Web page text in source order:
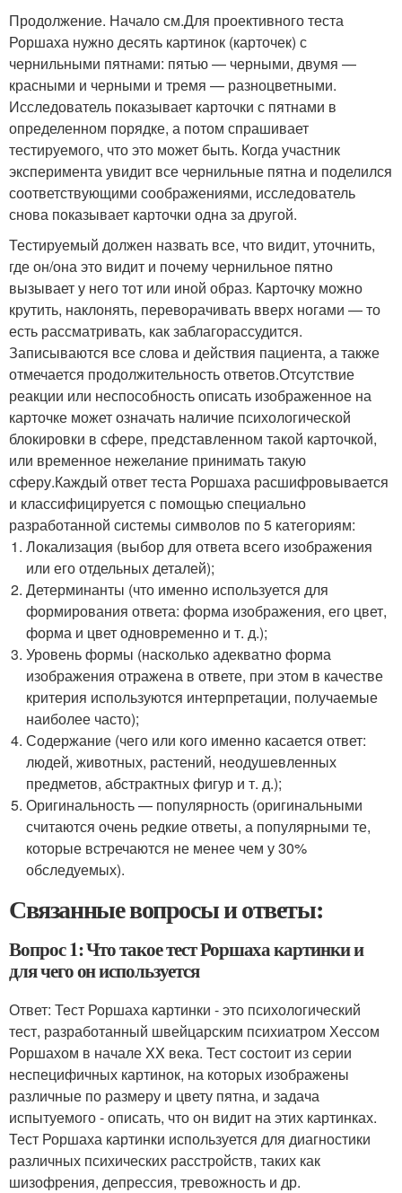
Продолжение. Начало см.Для проективного теста
Роршаха нужно десять картинок (карточек) с
чернильными пятнами: пятью — черными, двумя —
красными и черными и тремя — разноцветными.
Исследователь показывает карточки с пятнами в
определенном порядке, а потом спрашивает
тестируемого, что это может быть. Когда участник
эксперимента увидит все чернильные пятна и поделился
соответствующими соображениями, исследователь
снова показывает карточки одна за другой.
Тестируемый должен назвать все, что видит, уточнить,
где он/она это видит и почему чернильное пятно
вызывает у него тот или иной образ. Карточку можно
крутить, наклонять, переворачивать вверх ногами — то
есть рассматривать, как заблагорассудится.
Записываются все слова и действия пациента, а также
отмечается продолжительность ответов.Отсутствие
реакции или неспособность описать изображенное на
карточке может означать наличие психологической
блокировки в сфере, представленном такой карточкой,
или временное нежелание принимать такую
сферу.Каждый ответ теста Роршаха расшифровывается
и классифицируется с помощью специально
разработанной системы символов по 5 категориям:
Локализация (выбор для ответа всего изображения
или его отдельных деталей);
Детерминанты (что именно используется для
формирования ответа: форма изображения, его цвет,
форма и цвет одновременно и т. д.);
Уровень формы (насколько адекватно форма
изображения отражена в ответе, при этом в качестве
критерия используются интерпретации, получаемые
наиболее часто);
Содержание (чего или кого именно касается ответ:
людей, животных, растений, неодушевленных
предметов, абстрактных фигур и т. д.);
Оригинальность — популярность (оригинальными
считаются очень редкие ответы, а популярными те,
которые встречаются не менее чем у 30%
обследуемых).
Связанные вопросы и ответы:
Вопрос 1: Что такое тест Роршаха картинки и
для чего он используется
Ответ: Тест Роршаха картинки - это психологический
тест, разработанный швейцарским психиатром Хессом
Роршахом в начале XX века. Тест состоит из серии
неспецифичных картинок, на которых изображены
различные по размеру и цвету пятна, и задача
испытуемого - описать, что он видит на этих картинках.
Тест Роршаха картинки используется для диагностики
различных психических расстройств, таких как
шизофрения, депрессия, тревожность и др.